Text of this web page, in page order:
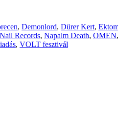
, Demonlord, Dürer Kert,
Nail Records, Napalm Death, OMEN
, VOLT fesztivál